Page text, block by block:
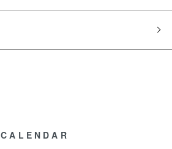
CALENDAR